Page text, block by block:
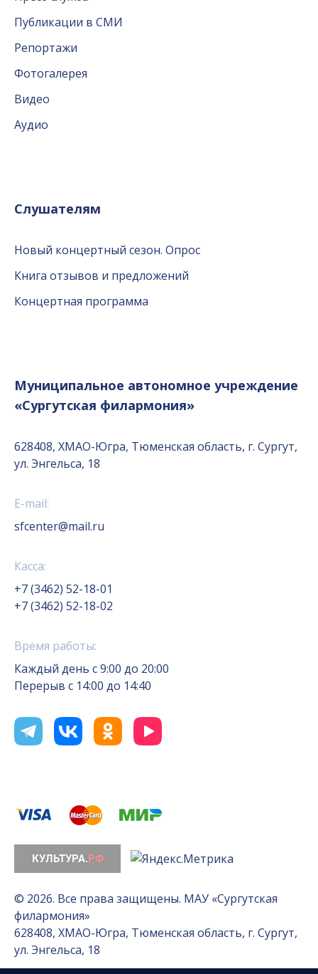
Публикации в СМИ
Репортажи
Фотогалерея
Видео
Аудио
Слушателям
Новый концертный сезон. Опрос
Книга отзывов и предложений
Концертная программа
Муниципальное автономное учреждение
«Сургутская филармония»
628408, ХМАО-Югра, Тюменская область, г. Сургут,
ул. Энгельса, 18
E-mail:
sfcenter@mail.ru
Касса:
+7 (3462) 52-18-01
+7 (3462) 52-18-02
Время работы:
Каждый день с 9:00 до 20:00
Перерыв с 14:00 до 14:40
© 2026. Все права защищены. МАУ «Сургутская
филармония»
628408, ХМАО-Югра, Тюменская область, г. Сургут,
ул. Энгельса, 18